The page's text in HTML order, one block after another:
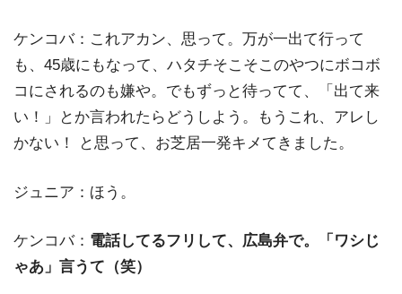
ケンコバ：これアカン、思って。万が一出て行って
も、45歳にもなって、ハタチそこそこのやつにボコボ
コにされるのも嫌や。でもずっと待ってて、「出て来
い！」とか言われたらどうしよう。もうこれ、アレし
かない！ と思って、お芝居一発キメてきました。
ジュニア：ほう。
ケンコバ： 電話してるフリして、広島弁で。「ワシじ
ゃあ」言うて（笑）